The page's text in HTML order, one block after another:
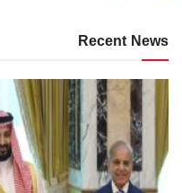
Recent News